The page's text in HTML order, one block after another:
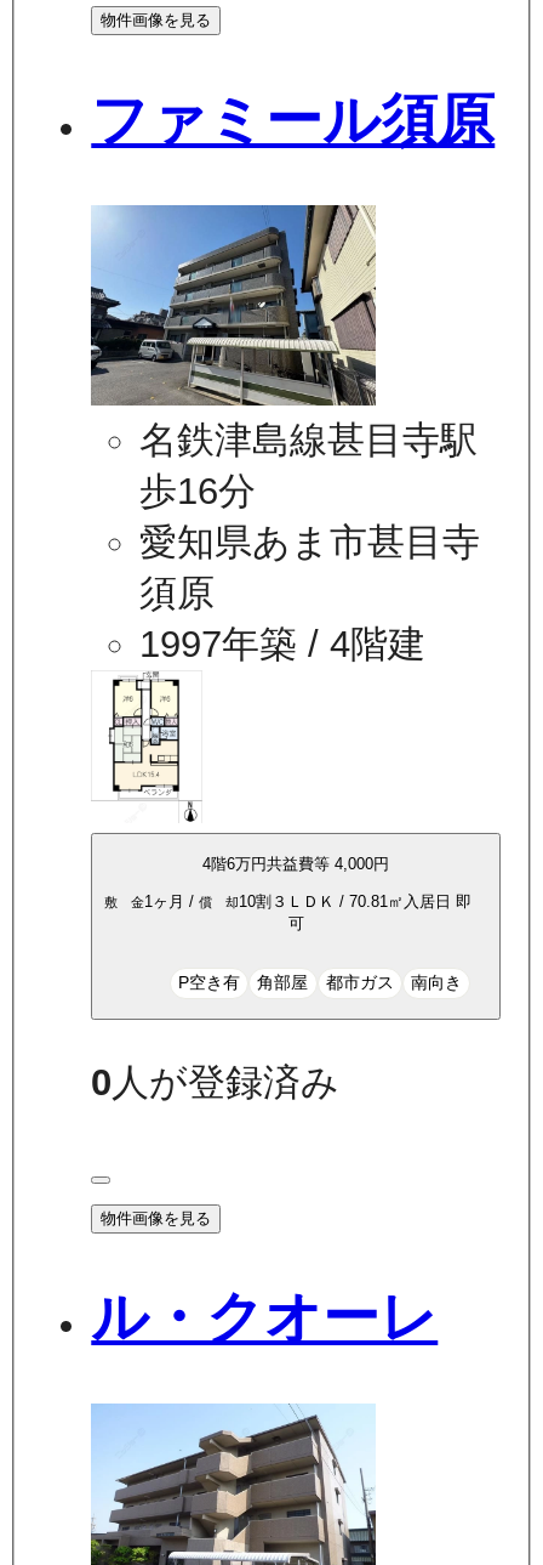
物件画像を見る
ファミール須原
名鉄津島線甚目寺駅
歩16分
愛知県あま市甚目寺
須原
1997年築 / 4階建
4階6万円共益費等 4,000円
敷 金1ヶ月 / 償 却10割 ３ＬＤＫ / 70.81㎡ 入居日 即
可
P空き有 角部屋 都市ガス 南向き
0 人が登録済み
物件画像を見る
ル・クオーレ